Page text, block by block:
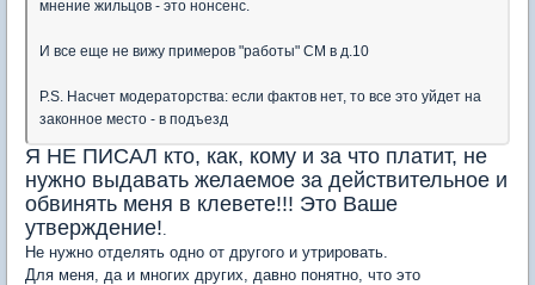
мнение жильцов - это нонсенс.
И все еще не вижу примеров "работы" СМ в д.10
P.S. Насчет модераторства: если фактов нет, то все это уйдет на
законное место - в подъезд
Я НЕ ПИСАЛ кто, как, кому и за что платит, не
нужно выдавать желаемое за действительное и
обвинять меня в клевете!!! Это Ваше
утверждение!
Не нужно отделять одно от другого и утрировать.
Для меня, да и многих других, давно понятно, что это